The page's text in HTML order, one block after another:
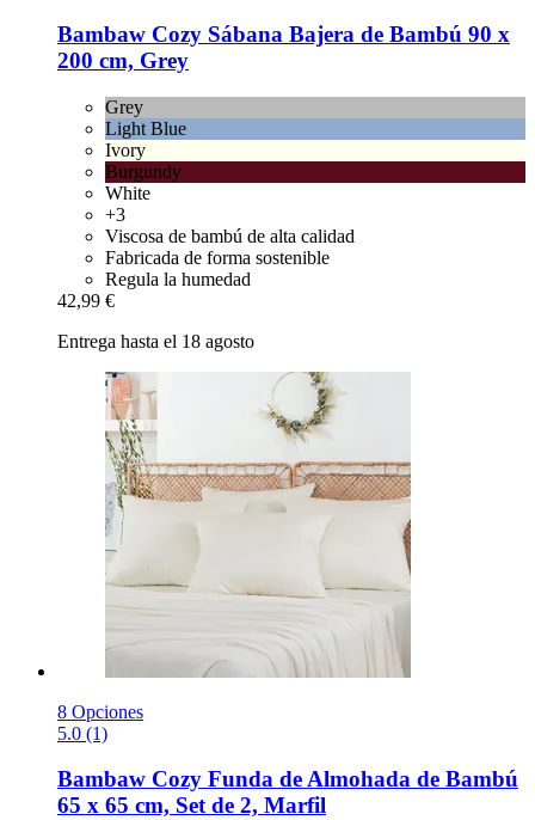
Bambaw Cozy Sábana Bajera de Bambú 90 x
200 cm, Grey
Grey
Light Blue
Ivory
Burgundy
White
+3
Viscosa de bambú de alta calidad
Fabricada de forma sostenible
Regula la humedad
42,99 €
Entrega hasta el 18 agosto
8 Opciones
5.0 (1)
Bambaw Cozy Funda de Almohada de Bambú
65 x 65 cm, Set de 2, Marfil